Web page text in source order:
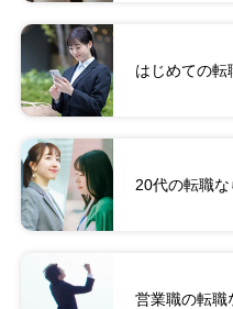
はじめての転
20代の転職な
営業職の転職